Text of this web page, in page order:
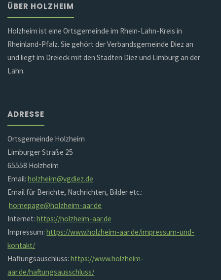
ÜBER HOLZHEIM
Holzheim ist eine Ortsgemeinde im Rhein-Lahn-Kreis in
Rheinland-Pfalz. Sie gehört der Verbandsgemeinde Diez an
und liegt im Dreieck mit den Städten Diez und Limburg an der
Lahn.
ADRESSE
Ortsgemeinde Holzheim
Limburger Straße 25
65558 Holzheim
Email:holzheim@vgdiez.de
Email für Berichte, Nachrichten, Bilder etc.:
homepage@holzheim-aar.de
Internet:https://holzheim-aar.de
Impressum:https://www.holzheim-aar.de/impressum-und-
kontakt/
Haftungsauschluss:https://www.holzheim-
aar.de/haftungsausschluss/